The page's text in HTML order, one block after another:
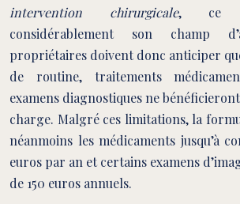
intervention chirurgicale, ce
considérablement son champ
propriétaires doivent donc anticiper
de routine, traitements
examens diagnostiques ne
charge. Malgré ces limitations, la
néanmoins les médicaments jusqu’à
euros par an et certains examens
de 150 euros annuels.